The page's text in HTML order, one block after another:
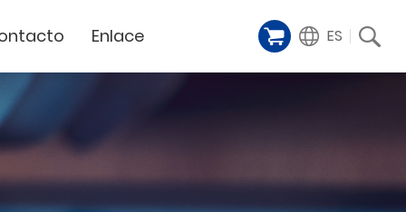
Cortador Láser
muestras
Vídeos de
presentación
Milestoens
distribuidor
Enlace
Financing Service
GCC Web Shop
ES